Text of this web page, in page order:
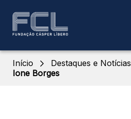
Início Destaques e Notícias
Ione Borges